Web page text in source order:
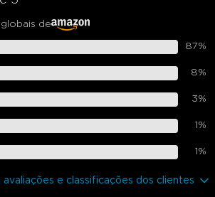
de
87%
8%
3%
1 %
1 %
avaliações e classificações dos clientes